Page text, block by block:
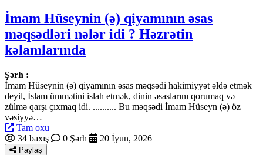
İmam Hüseynin (ə) qiyamının əsas
məqsədləri nələr idi ? Həzrətin
kəlamlarında
Şərh :
İmam Hüseynin (ə) qiyamının əsas məqsədi hakimiyyət əldə etmək
deyil, İslam ümmətini islah etmək, dinin əsaslarını qorumaq və
zülmə qarşı çıxmaq idi. .......... Bu məqsədi İmam Hüseyn (ə) öz
vəsiyyə…
Tam oxu
34 baxış
0 Şərh 20 İyun, 2026
Paylaş